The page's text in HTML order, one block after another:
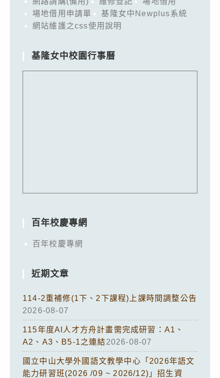
場地借用申請單
基隆女中Newplus系統
網站維護之css使用說明
基隆女中校園行事曆
百年校慶專網
百年校慶專網
近期文章
114-2重補修(1下、2下課程)上課時間調整公告
2026-08-07
115年度AI人才方舟計畫需完成研習：A1、
A2、A3、B5-1之連結2026-08-07
國立中山大學外國語文教學中心「2026年語文
能力研習班(2026 /09 ~ 2026/12)」招生資